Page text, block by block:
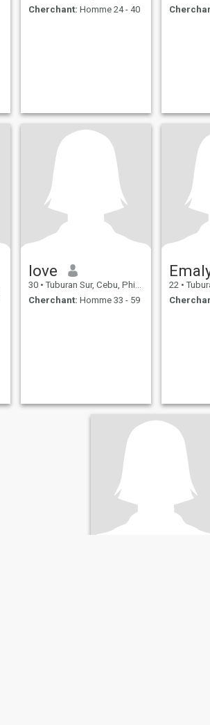
Cherchant: Homme 24 - 40
love
30 • Tuburan Sur, Cebu, Philippines
Cherchant: Homme 33 - 59
22 •